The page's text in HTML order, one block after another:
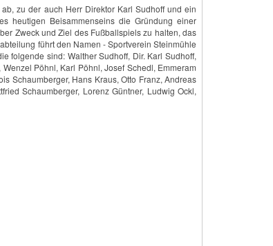
zu der auch Herr Direktor Karl Sudhoff und ein
heutigen Beisammenseins die Gründung einer
Zweck und Ziel des Fußballspiels zu halten, das
führt den Namen - Sportverein Steinmühle
folgende sind: Walther Sudhoff, Dir. Karl Sudhoff,
Pöhnl, Karl Pöhnl, Josef Schedl, Emmeram
Schaumberger, Hans Kraus, Otto Franz, Andreas
Schaumberger, Lorenz Güntner, Ludwig Ockl,